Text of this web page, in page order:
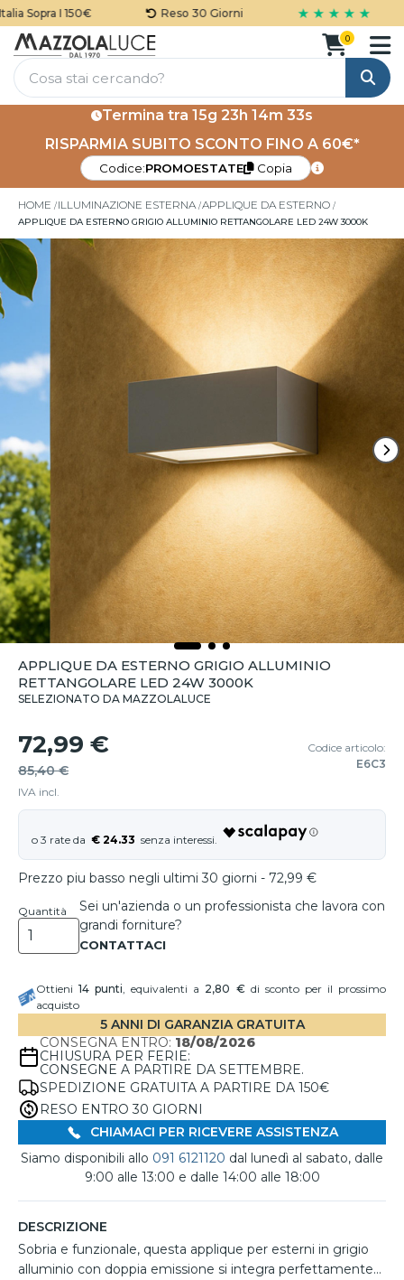
Sopra I 150€ Reso 30 Giorni ★ ★ ★ ★ ★
Cerca
0
Termina tra 15g 23h 14m 32s
RISPARMIA SUBITO SCONTO FINO A 60€*
Codice:PROMOESTATE Copia
HOME ILLUMINAZIONE ESTERNA APPLIQUE DA ESTERNO
APPLIQUE DA ESTERNO GRIGIO ALLUMINIO RETTANGOLARE LED 24W 3000K
APPLIQUE DA ESTERNO GRIGIO ALLUMINIO
RETTANGOLARE LED 24W 3000K
SELEZIONATO DA MAZZOLALUCE
72,99 €
85,40 €
IVA incl.
Codice articolo:
E6C3
€ 24.33
Prezzo piu basso negli ultimi 30 giorni - 72,99 €
Quantità
Sei un'azienda o un professionista che lavora con
grandi forniture?
Ottieni14 punti, equivalenti a 2,80 €di sconto per il prossimo
acquisto
5 ANNI DI GARANZIA GRATUITA
CONSEGNA ENTRO: 18/08/2026
CHIUSURA PER FERIE:
CONSEGNE A PARTIRE DA SETTEMBRE.
SPEDIZIONE GRATUITA A PARTIRE DA 150€
RESO ENTRO 30 GIORNI
CHIAMACI PER RICEVERE ASSISTENZA
Siamo disponibili allo 091 6121120 dal lunedì al sabato, dalle
9:00 alle 13:00 e dalle 14:00 alle 18:00
DESCRIZIONE
Sobria e funzionale, questa applique per esterni in grigio
alluminio con doppia emissione si integra perfettamente